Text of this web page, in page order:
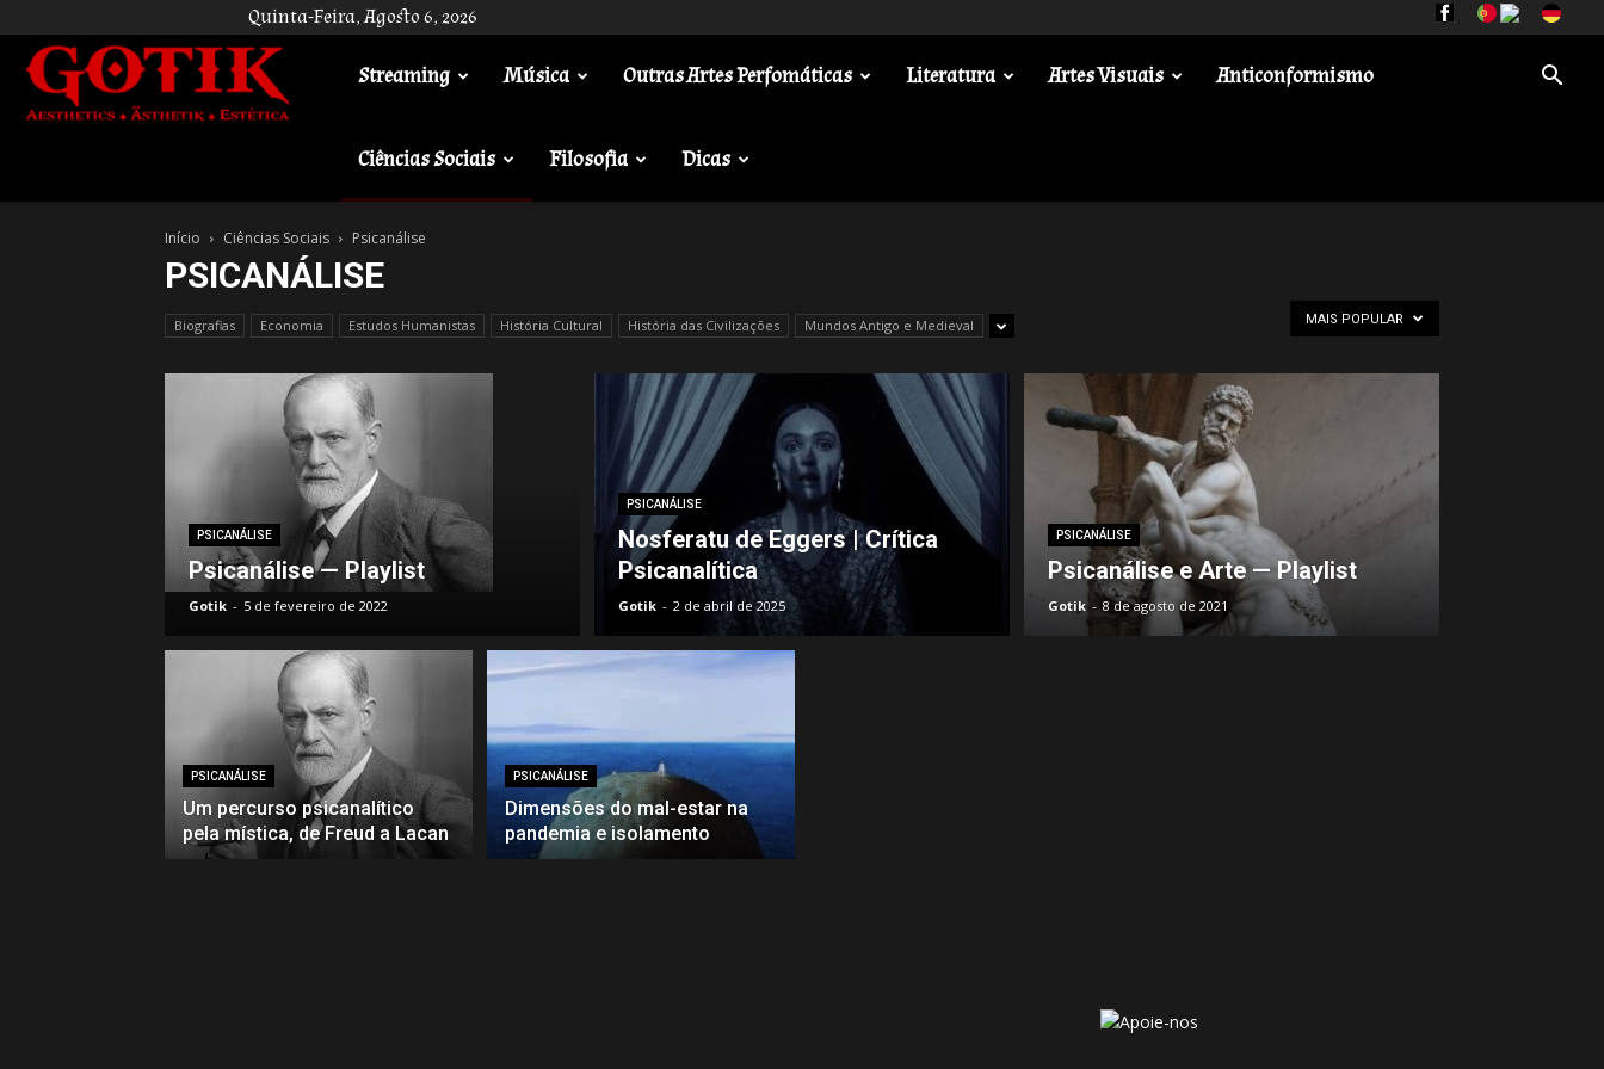
Quinta-Feira, Agosto 6, 2026
Streaming Música Outras Artes Perfomáticas Literatura Artes Visuais Anticonformismo
Ciências Sociais Filosofia Dicas
Início Ciências Sociais Psicanálise
PSICANÁLISE
Biografias Economia Estudos Humanistas História Cultural História das Civilizações Mundos Antigo e Medieval MAIS POPULAR
PSICANÁLISE
Psicanálise — Playlist
Gotik - 5 de fevereiro de 2022
PSICANÁLISE
Nosferatu de Eggers | Crítica
Psicanalítica
Gotik - 2 de abril de 2025
PSICANÁLISE
Psicanálise e Arte — Playlist
Gotik - 8 de agosto de 2021
PSICANÁLISE
Um percurso psicanalítico
pela mística, de Freud a Lacan
PSICANÁLISE
Dimensões do mal-estar na
pandemia e isolamento